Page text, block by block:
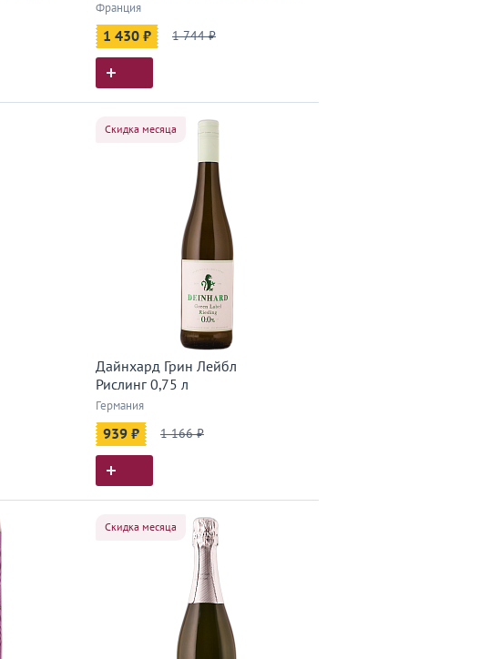
Франция
1 430 ₽ 1 744 ₽
Скидка месяца
Дайнхард Грин Лейбл
Рислинг 0,75 л
Германия
939 ₽ 1 166 ₽
Скидка месяца